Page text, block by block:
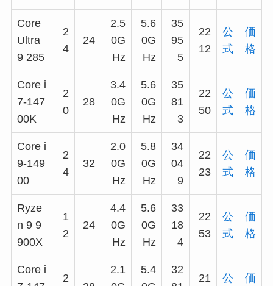
Core
Ultra
9 285
2
4
24
2.5
0G
Hz
5.6
0G
Hz
35
95
5
22
12
公
式
価
格
Core i
7-147
00K
2
0
28
3.4
0G
Hz
5.6
0G
Hz
35
81
3
22
50
公
式
価
格
Core i
9-149
00
2
4
32
2.0
0G
Hz
5.8
0G
Hz
34
04
9
22
23
公
式
価
格
Ryze
n 9 9
900X
1
2
24
4.4
0G
Hz
5.6
0G
Hz
33
18
4
22
53
公
式
価
格
Core i
2
2.1
5.4
32
21
公
価